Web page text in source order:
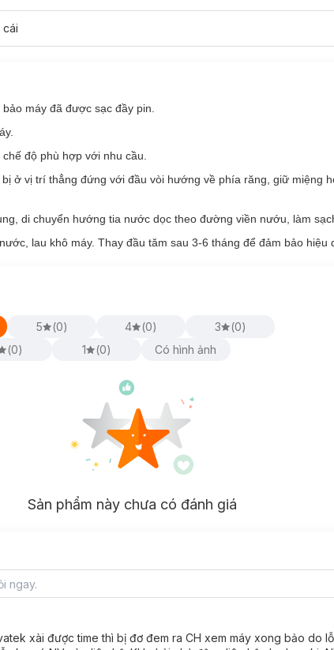
cái
máy đã được sạc đầy pin.
độ phù hợp với nhu cầu.
ở vị trí thẳng đứng với đầu vòi hướng về phía răng, giữ miệng
di chuyển hướng tia nước dọc theo đường viền nướu, làm
lau khô máy. Thay đầu tăm sau 3-6 tháng để đảm bảo hiệu
5 (0) 4 (0) 3 (0)
(0) 1 (0) Có hình ảnh
Sản phẩm này chưa có đánh giá
xài được time thì bị đơ đem ra CH xem máy xong bảo do